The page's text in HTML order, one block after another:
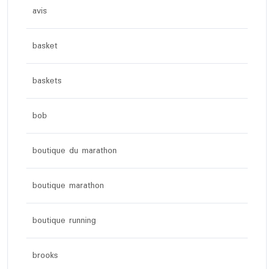
avis
basket
baskets
bob
boutique du marathon
boutique marathon
boutique running
brooks